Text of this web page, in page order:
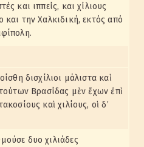
και ιππείς, και χίλιους
την Χαλκιδική, εκτός από
δισχίλιοι μάλιστα καὶ
Βρασίδας μὲν ἔχων ἐπὶ
καὶ χιλίους, οἱ δ’
δυο χιλιάδες